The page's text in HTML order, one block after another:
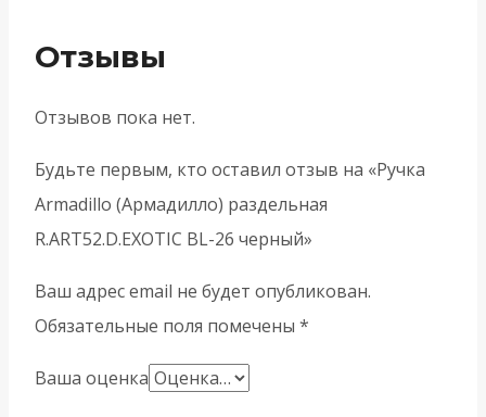
Отзывы
Отзывов пока нет.
Будьте первым, кто оставил отзыв на «Ручка
Armadillo (Армадилло) раздельная
R.ART52.D.EXOTIC BL-26 черный»
Ваш адрес email не будет опубликован.
Обязательные поля помечены *
Ваша оценка